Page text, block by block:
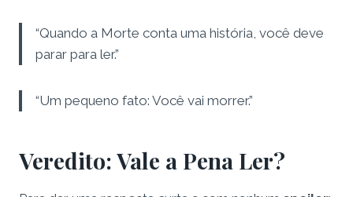
“Quando a Morte conta uma história, você deve
parar para ler.”
“Um pequeno fato: Você vai morrer.”
Veredito: Vale a Pena Ler?